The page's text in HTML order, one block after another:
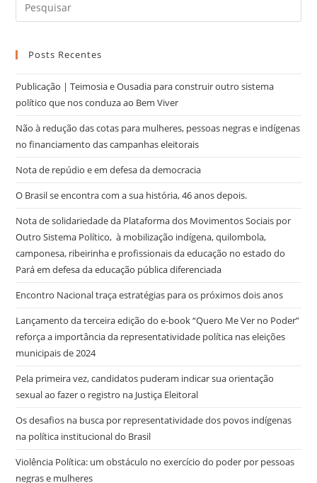
Posts Recentes
Publicação | Teimosia e Ousadia para construir outro sistema
político que nos conduza ao Bem Viver
Não à redução das cotas para mulheres, pessoas negras e indígenas
no financiamento das campanhas eleitorais
Nota de repúdio e em defesa da democracia
O Brasil se encontra com a sua história, 46 anos depois.
Nota de solidariedade da Plataforma dos Movimentos Sociais por
Outro Sistema Político, à mobilização indígena, quilombola,
camponesa, ribeirinha e profissionais da educação no estado do
Pará em defesa da educação pública diferenciada
Encontro Nacional traça estratégias para os próximos dois anos
Lançamento da terceira edição do e-book “Quero Me Ver no Poder”
reforça a importância da representatividade política nas eleições
municipais de 2024
Pela primeira vez, candidatos puderam indicar sua orientação
sexual ao fazer o registro na Justiça Eleitoral
Os desafios na busca por representatividade dos povos indígenas
na política institucional do Brasil
Violência Política: um obstáculo no exercício do poder por pessoas
negras e mulheres